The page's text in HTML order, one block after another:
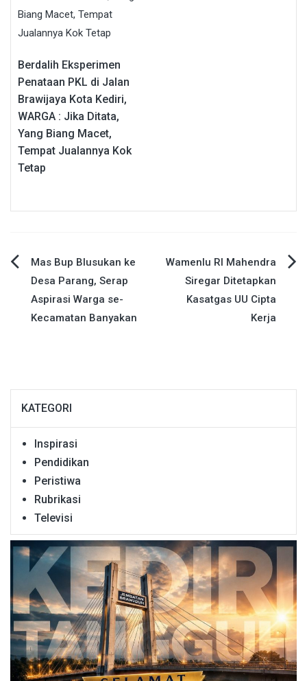
Berdalih Eksperimen
Penataan PKL di Jalan
Brawijaya Kota Kediri,
WARGA : Jika Ditata,
Yang Biang Macet,
Tempat Jualannya Kok
Tetap
Navigasi
pos
Mas Bup Blusukan ke
Desa Parang, Serap
Aspirasi Warga se-
Kecamatan Banyakan
Wamenlu RI Mahendra
Siregar Ditetapkan
Kasatgas UU Cipta
Kerja
KATEGORI
Inspirasi
Pendidikan
Peristiwa
Rubrikasi
Televisi